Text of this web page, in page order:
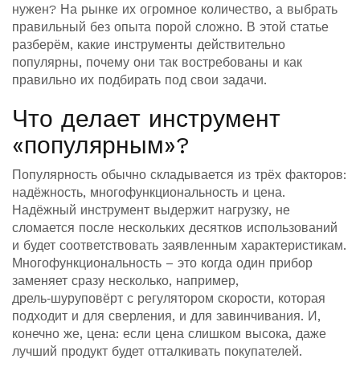
нужен? На рынке их огромное количество, а выбрать
правильный без опыта порой сложно. В этой статье
разберём, какие инструменты действительно
популярны, почему они так востребованы и как
правильно их подбирать под свои задачи.
Что делает инструмент
«популярным»?
Популярность обычно складывается из трёх факторов:
надёжность, многофункциональность и цена.
Надёжный инструмент выдержит нагрузку, не
сломается после нескольких десятков использований
и будет соответствовать заявленным характеристикам.
Многофункциональность – это когда один прибор
заменяет сразу несколько, например,
дрель‑шуруповёрт с регулятором скорости, которая
подходит и для сверления, и для завинчивания. И,
конечно же, цена: если цена слишком высока, даже
лучший продукт будет отталкивать покупателей.